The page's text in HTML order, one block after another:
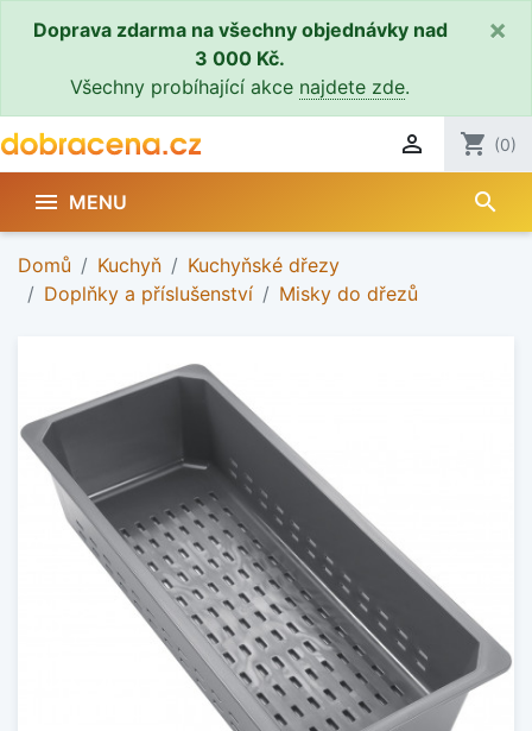
Doprava zdarma na všechny objednávky nad
3 000 Kč.
Všechny probíhající akce najdete zde.
×
 shopping_cart (0)
 MENU search
Domů Kuchyň
Kuchyňské dřezy
Doplňky a příslušenství
Misky do dřezů